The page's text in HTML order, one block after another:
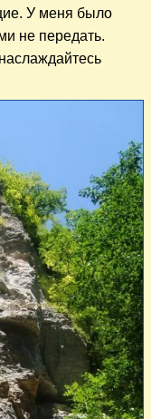
У меня было
не передать.